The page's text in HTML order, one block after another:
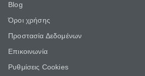
Blog
Όροι χρήσης
Προστασία Δεδομένων
Επικοινωνία
Ρυθμίσεις Cookies